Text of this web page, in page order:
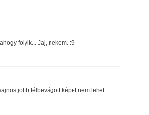
folyik... Jaj, nekem. :9
jobb félbevágott képet nem lehet